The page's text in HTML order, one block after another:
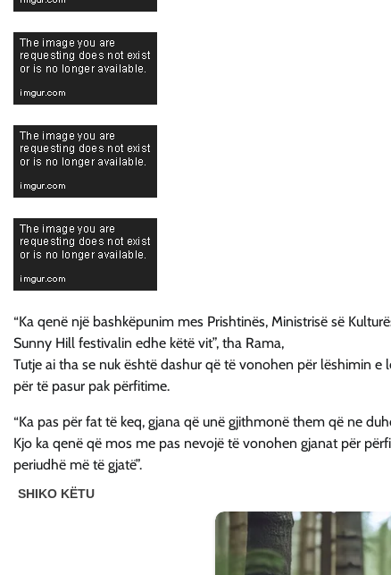
“Ka qenë një bashkëpunim mes Prishtinës, Ministrisë së
Sunny Hill festivalin edhe këtë vit”, tha Rama,
Tutje ai tha se nuk është dashur që të vonohen për lëshimin
për të pasur pak përfitime.
“Ka pas për fat të keq, gjana që unë gjithmonë them që ne
Kjo ka qenë që mos me pas nevojë të vonohen gjanat për
periudhë më të gjatë”.